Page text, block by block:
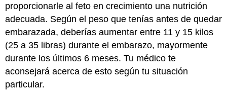
proporcionarle al feto en crecimiento una nutrición
adecuada. Según el peso que tenías antes de quedar
embarazada, deberías aumentar entre 11 y 15 kilos
(25 a 35 libras) durante el embarazo, mayormente
durante los últimos 6 meses. Tu médico te
aconsejará acerca de esto según tu situación
particular.